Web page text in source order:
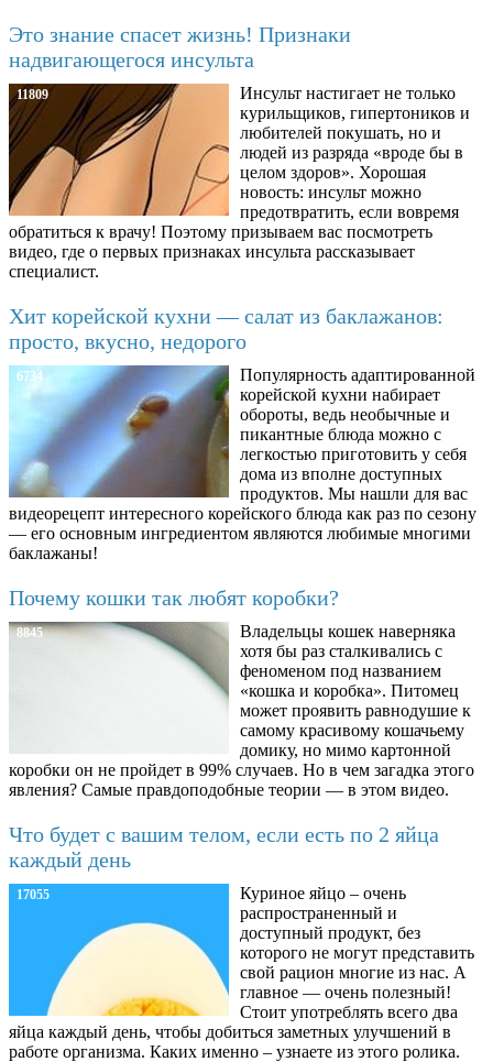
Это знание спасет жизнь! Признаки
надвигающегося инсульта
11809
Инсульт настигает не только
курильщиков, гипертоников и
любителей покушать, но и
людей из разряда «вроде бы в
целом здоров». Хорошая
новость: инсульт можно
предотвратить, если вовремя
обратиться к врачу! Поэтому призываем вас посмотреть
видео, где о первых признаках инсульта рассказывает
специалист.
Хит корейской кухни — салат из баклажанов:
просто, вкусно, недорого
6734
Популярность адаптированной
корейской кухни набирает
обороты, ведь необычные и
пикантные блюда можно с
легкостью приготовить у себя
дома из вполне доступных
продуктов. Мы нашли для вас
видеорецепт интересного корейского блюда как раз по сезону
— его основным ингредиентом являются любимые многими
баклажаны!
Почему кошки так любят коробки?
8845
Владельцы кошек наверняка
хотя бы раз сталкивались с
феноменом под названием
«кошка и коробка». Питомец
может проявить равнодушие к
самому красивому кошачьему
домику, но мимо картонной
коробки он не пройдет в 99% случаев. Но в чем загадка этого
явления? Самые правдоподобные теории — в этом видео.
Что будет с вашим телом, если есть по 2 яйца
каждый день
17055
Куриное яйцо – очень
распространенный и
доступный продукт, без
которого не могут представить
свой рацион многие из нас. А
главное — очень полезный!
Стоит употреблять всего два
яйца каждый день, чтобы добиться заметных улучшений в
работе организма. Каких именно – узнаете из этого ролика.